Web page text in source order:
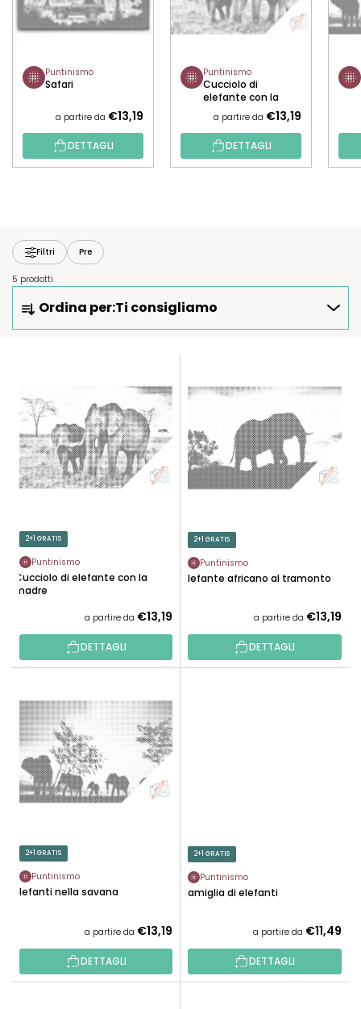
Puntinismo
Safari
a partire da €13,19
DETTAGLI
Puntinismo
Cucciolo di
elefante con la
a partire da €13,19
DETTAGLI
Filtri Pre
5 prodotti
D
M
N
T
O
R
O
D
O
Ordina per:Ti consigliamo
N
C
O
D
P
R
O
D
T
I
2+1 GRATIS
Puntinismo
Cucciolo di elefante con la
madre
a partire da €13,19
DETTAGLI
2+1 GRATIS
Puntinismo
Elefante africano al tramonto
a partire da €13,19
DETTAGLI
2+1 GRATIS
Puntinismo
Elefanti nella savana
a partire da €13,19
DETTAGLI
2+1 GRATIS
Puntinismo
Famiglia di elefanti
a partire da €11,49
DETTAGLI